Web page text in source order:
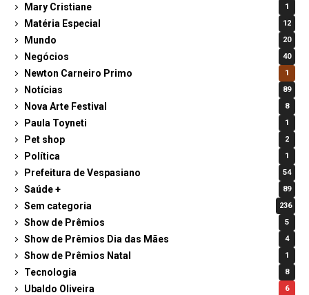
Mary Cristiane 1
Matéria Especial 12
Mundo 20
Negócios 40
Newton Carneiro Primo 1
Notícias 89
Nova Arte Festival 8
Paula Toyneti 1
Pet shop 2
Política 1
Prefeitura de Vespasiano 54
Saúde + 89
Sem categoria 236
Show de Prêmios 5
Show de Prêmios Dia das Mães 4
Show de Prêmios Natal 1
Tecnologia 8
Ubaldo Oliveira 6